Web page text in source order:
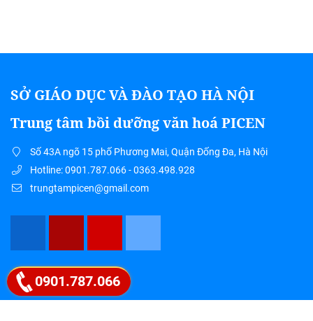
SỞ GIÁO DỤC VÀ ĐÀO TẠO HÀ NỘI
Trung tâm bồi dưỡng văn hoá PICEN
Số 43A ngõ 15 phố Phương Mai, Quận Đống Đa, Hà Nội
Hotline: 0901.787.066 - 0363.498.928
trungtampicen@gmail.com
Google map
0901.787.066